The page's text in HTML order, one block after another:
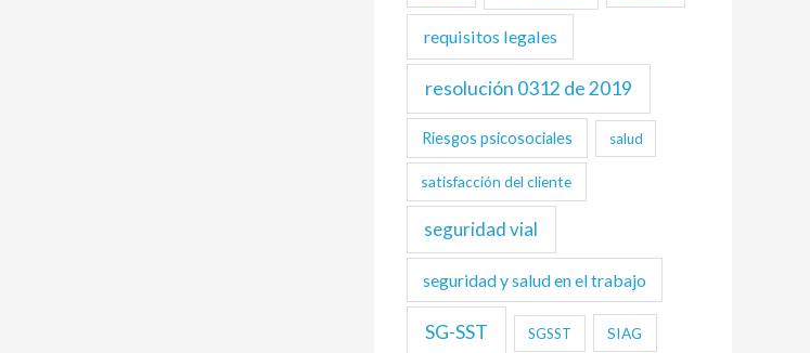
requisitos legales
resolución 0312 de 2019
Riesgos psicosociales salud
satisfacción del cliente
seguridad vial
seguridad y salud en el trabajo
SG-SST SGSST SIAG